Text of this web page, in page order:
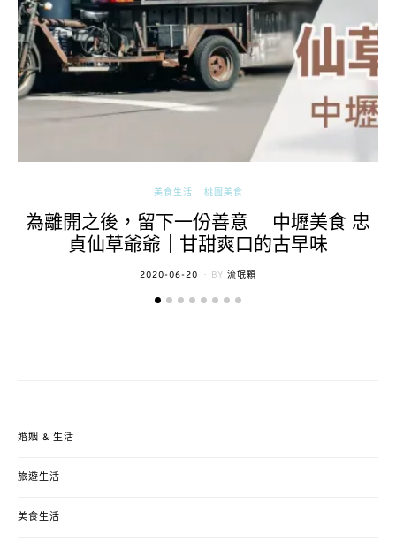
美食生活 桃園美食
為離開之後，留下一份善意 ｜中壢美食 忠
貞仙草爺爺｜甘甜爽口的古早味
POSTED
2020-06-20 BY 流氓顆
婚姻 & 生活
旅遊生活
美食生活